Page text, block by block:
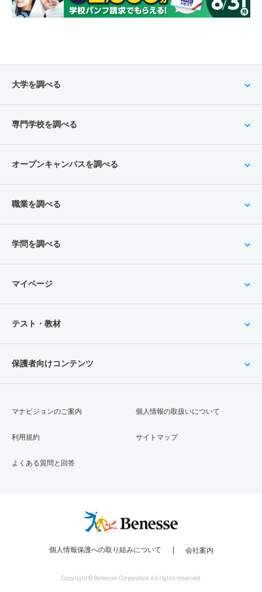
大学を調べる
専門学校を調べる
オープンキャンパスを調べる
職業を調べる
学問を調べる
マイページ
テスト・教材
保護者向けコンテンツ
マナビジョンのご案内
利用規約
よくある質問と回答
個人情報の取扱いについて
サイトマップ
個人情報保護への取り組みについて 会社案内
Copyright © Benesse Corporation All rights reserved.